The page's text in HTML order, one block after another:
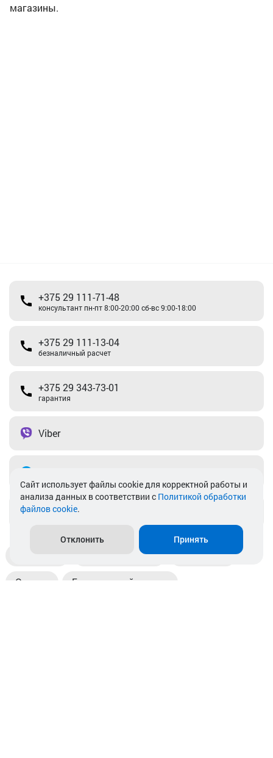
магазины.
+375 29 111-71-48
консультант пн-пт 8:00-20:00 сб-вс 9:00-18:00
+375 29 111-13-04
безналичный расчет
+375 29 343-73-01
гарантия
Viber
info@akkamulik.by
Пункты выдачи Магазины
Оплата Безналичный расчет
Cайт использует файлы cookie для корректной работы и
анализа данных в соответствии с Политикой обработки
файлов cookie.
Отклонить Принять